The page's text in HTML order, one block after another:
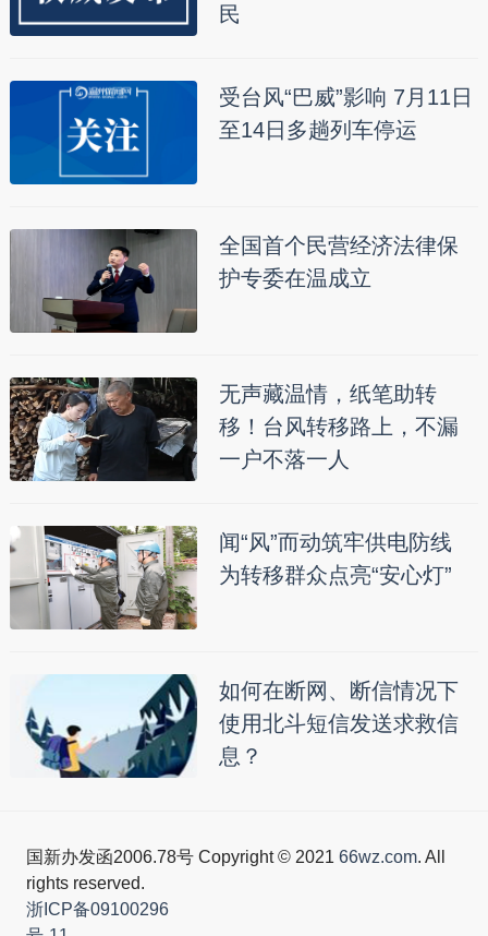
民
受台风“巴威”影响 7月11日
至14日多趟列车停运
全国首个民营经济法律保
护专委在温成立
无声藏温情，纸笔助转
移！台风转移路上，不漏
一户不落一人
闻“风”而动筑牢供电防线
为转移群众点亮“安心灯”
如何在断网、断信情况下
使用北斗短信发送求救信
息？
国新办发函2006.78号 Copyright © 2021 66wz.com. All
rights reserved.
浙ICP备09100296